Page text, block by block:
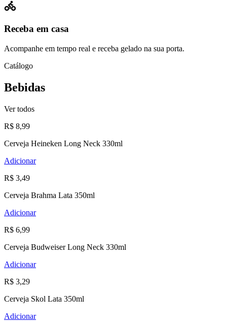
Receba em casa
Acompanhe em tempo real e receba gelado na sua porta.
Catálogo
Bebidas
Ver todos
R$ 8,99
Cerveja Heineken Long Neck 330ml
Adicionar
R$ 3,49
Cerveja Brahma Lata 350ml
Adicionar
R$ 6,99
Cerveja Budweiser Long Neck 330ml
Adicionar
R$ 3,29
Cerveja Skol Lata 350ml
Adicionar